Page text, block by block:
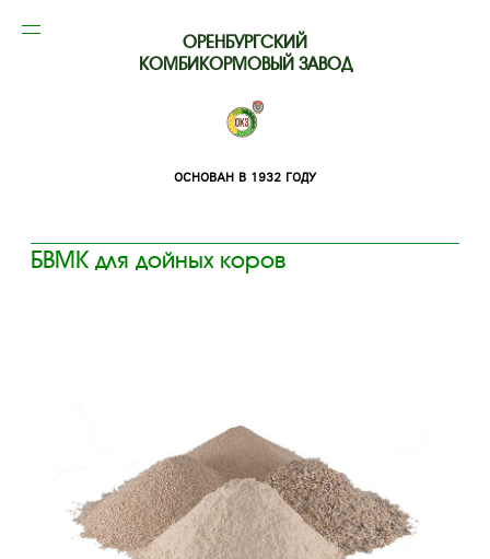
ОРЕНБУРГСКИЙ
КОМБИКОРМОВЫЙ ЗАВОД
ОСНОВАН В 1932 ГОДУ
БВМК для дойных коров